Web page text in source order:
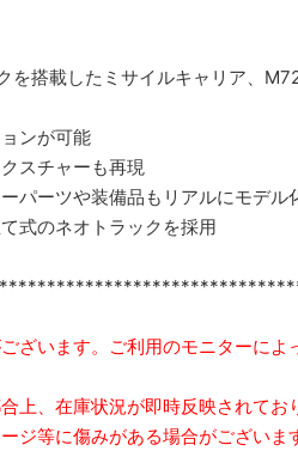
搭載したミサイルキャリア、
ョンが可能
スチャーも再現
パーツや装備品もリアルにモデル
式のネオトラックを採用
ざいます。ご利用のモニターによ
上、在庫状況が即時反映されてお
等に傷みがある場合がございま